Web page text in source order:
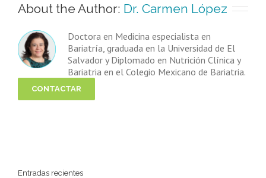
About the Author: Dr. Carmen López
Doctora en Medicina especialista en
Bariatría, graduada en la Universidad de El
Salvador y Diplomado en Nutrición Clínica y
Bariatria en el Colegio Mexicano de Bariatria.
CONTACTAR
Entradas recientes